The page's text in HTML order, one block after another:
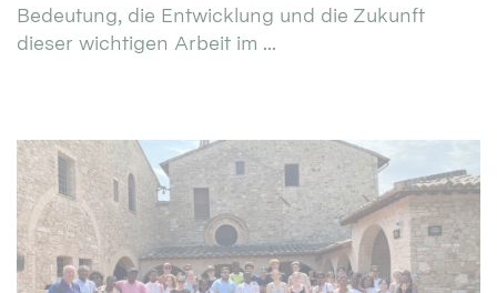
Bedeutung, die Entwicklung und die Zukunft
dieser wichtigen Arbeit im ...